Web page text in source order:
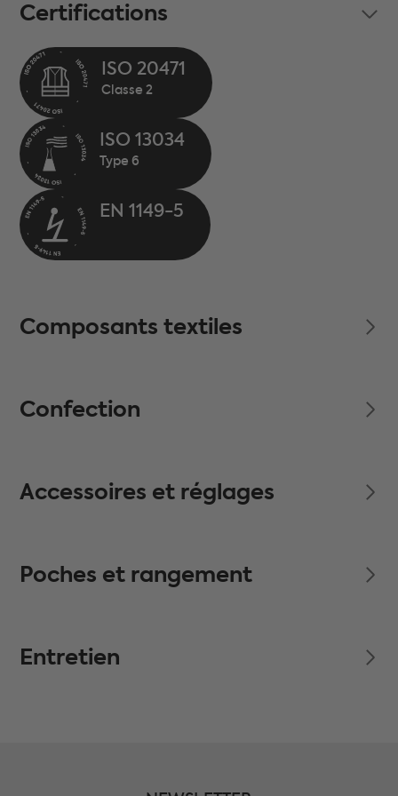
Certifications
ISO 20471
ISO 13034
EN 1149-5
Composants textiles
Confection
Accessoires et réglages
Poches et rangement
Entretien